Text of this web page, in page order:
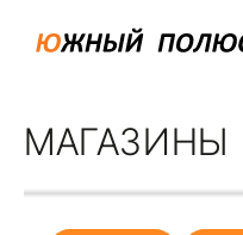
МАГАЗИНЫ